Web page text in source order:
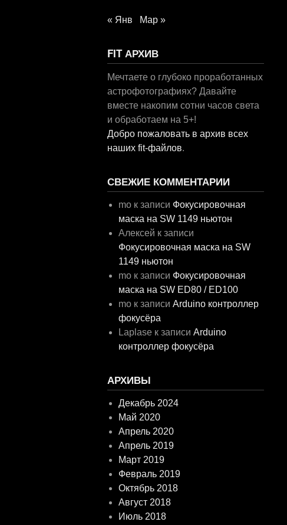
« Янв Мар »
FIT АРХИВ
Мечтаете о глубоко проработанных
астрофотографиях? Давайте
вместе накопим сотни часов света
и обработаем на 5+!
Добро пожаловать в архив всех
наших fit-файлов.
СВЕЖИЕ КОММЕНТАРИИ
mo к записи Фокусировочная
маска на SW 1149 ньютон
Алексей к записи
Фокусировочная маска на SW
1149 ньютон
mo к записи Фокусировочная
маска на SW ED80 / ED100
mo к записиArduino контроллер
фокусёра
Laplase к записиArduino
контроллер фокусёра
АРХИВЫ
Декабрь 2024
Май 2020
Апрель 2020
Апрель 2019
Март 2019
Февраль 2019
Октябрь 2018
Август 2018
Июль 2018